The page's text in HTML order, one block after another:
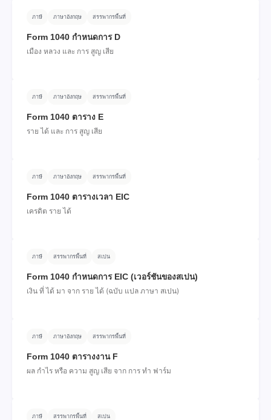
ภาษี ภาษาอังกฤษ สรรพากรพื้นที่
Form 1040 กําหนดการ D
เมือง หลวง และ การ สูญ เสีย
ภาษี ภาษาอังกฤษ สรรพากรพื้นที่
Form 1040 ตาราง E
ราย ได้ และ การ สูญ เสีย
ภาษี ภาษาอังกฤษ สรรพากรพื้นที่
Form 1040 ตารางเวลา EIC
เครดิต ราย ได้
ภาษี สรรพากรพื้นที่ สเปน
Form 1040 กําหนดการ EIC (เวอร์ชันของสเปน)
เงิน ที่ ได้ มา จาก ราย ได้ (ฉบับ แปล ภาษา สเปน)
ภาษี ภาษาอังกฤษ สรรพากรพื้นที่
Form 1040 ตารางงาน F
ผล กําไร หรือ ความ สูญ เสีย จาก การ ทํา ฟาร์ม
ภาษี สรรพากรพื้นที่ สเปน